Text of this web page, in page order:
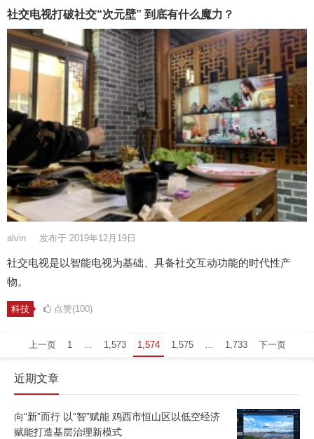
社交电视打破社交“次元壁” 到底有什么魔力？
alvin 发布于 2019年12月19日
社交电视是以智能电视为基础、具备社交互动功能的时代性产
物。
科技 点赞(100)
上一页 1 … 1,573 1,574 1,575 … 1,733 下一页
近期文章
向“新”而行 以“智”赋能 鸡西市恒山区以低空经济
赋能打造基层治理新模式